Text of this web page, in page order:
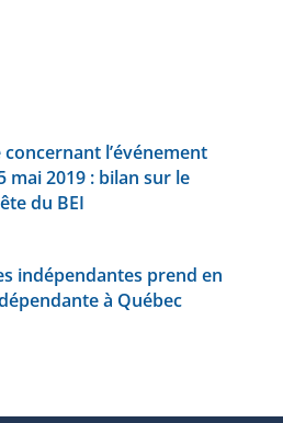
l’événement
mai 2019 : bilan sur le
du BEI
indépendantes prend en
à Québec